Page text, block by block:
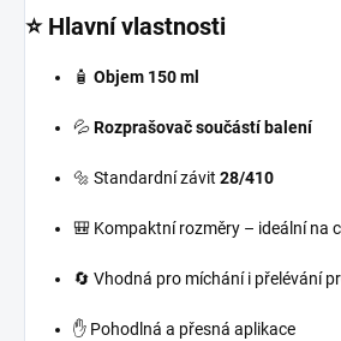
⭐ Hlavní vlastnosti
🧴 Objem 150 ml
💦Rozprašovač součástí balení
🔩 Standardní závit 28/410
🎒 Kompaktní rozměry – ideální na
🔄 Vhodná pro míchání i přelévání
✋ Pohodlná a přesná aplikace